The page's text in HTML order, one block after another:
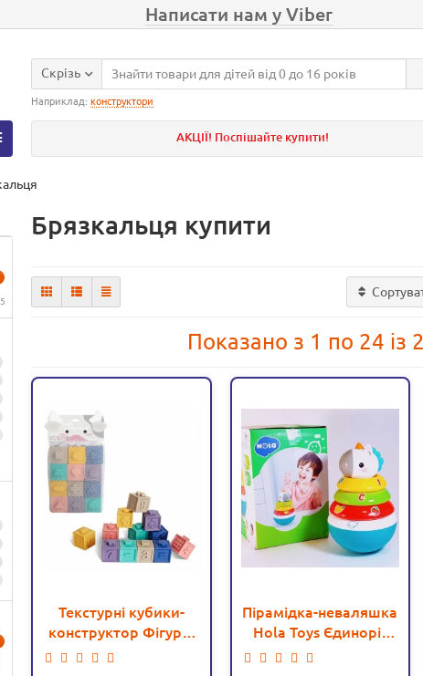
Написати нам у Viber
Скрізь
Наприклад: конструктори
АКЦІЇ! Поспішайте купити!
Брязкальця купити
Показано з 1 по 24 із
Текстурні кубики-
конструктор Фігури,
цифри, тварини 12 шт
Пірамідка-неваляшка
Hola Toys Єдиноріг
(3136)